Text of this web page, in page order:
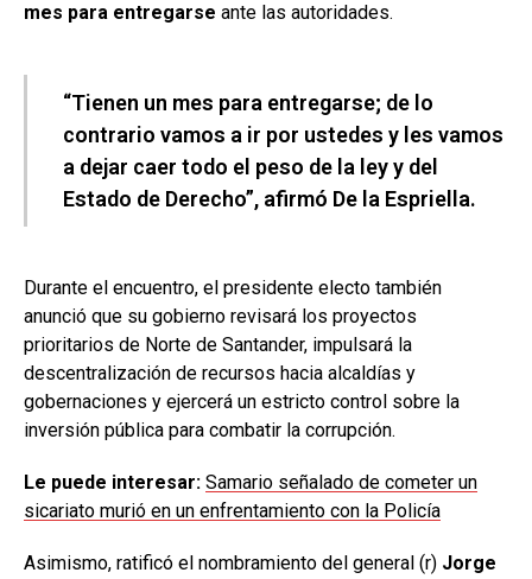
mes para entregarse ante las autoridades.
“Tienen un mes para entregarse; de lo
contrario vamos a ir por ustedes y les vamos
a dejar caer todo el peso de la ley y del
Estado de Derecho”, afirmó De la Espriella.
Durante el encuentro, el presidente electo también
anunció que su gobierno revisará los proyectos
prioritarios de Norte de Santander, impulsará la
descentralización de recursos hacia alcaldías y
gobernaciones y ejercerá un estricto control sobre la
inversión pública para combatir la corrupción.
Le puede interesar: Samario señalado de cometer un
sicariato murió en un enfrentamiento con la Policía
Asimismo, ratificó el nombramiento del general (r) Jorge